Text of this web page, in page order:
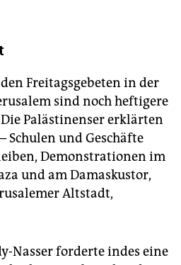
Freitagsgebeten in der
sind noch heftigere
Palästinenser erklärten
Schulen und Geschäfte
Demonstrationen im
und am Damaskustor,
Altstadt,
Nasser forderte indes eine